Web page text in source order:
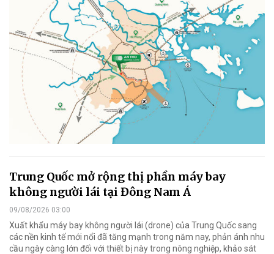
Trung Quốc mở rộng thị phần máy bay
không người lái tại Đông Nam Á
09/08/2026 03:00
Xuất khẩu máy bay không người lái (drone) của Trung Quốc sang
các nền kinh tế mới nổi đã tăng mạnh trong năm nay, phản ánh nhu
cầu ngày càng lớn đối với thiết bị này trong nông nghiệp, khảo sát